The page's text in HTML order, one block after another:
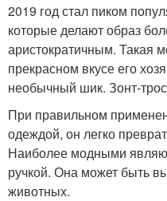
2019 год стал пиком
которые делают образ
аристократичным. Такая
прекрасном вкусе его
необычный шик. Зонт-
При правильном
одеждой, он легко
Наиболее модными
ручкой. Она может быть
животных.